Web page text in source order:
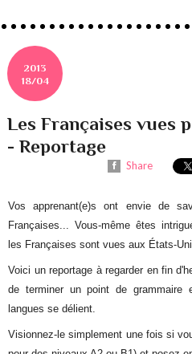
2013
18/04
Les Françaises vues
- Reportage
Share
Vos apprenant(e)s ont envie de
Françaises... Vous-même êtes
les Françaises sont vues aux États-
Voici un reportage à regarder en fin
de terminer un point de
langues se délient.
Visionnez-le simplement une fois si